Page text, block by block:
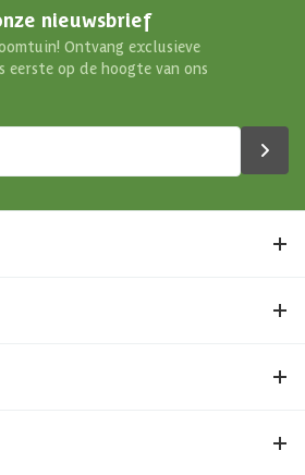
nieuwsbrief
Ontvang exclusieve
op de hoogte van ons